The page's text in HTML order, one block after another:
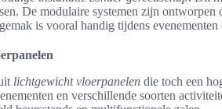
De modulaire systemen zijn
is vooral handig tijdens
lichtgewicht vloerpanelen die toch een
en verschillende soorten